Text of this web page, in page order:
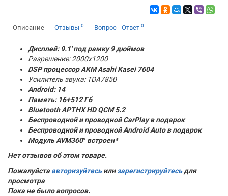
Описание Отзывы 0 Вопрос - Ответ 0
Дисплей: 9.1' под рамку 9 дюймов
Разрешение: 2000x1200
DSP процессор AKM Asahi Kasei 7604
Усилитель звука: TDA7850
Android: 14
Память: 16+512 Гб
Bluetooth APTHX HD QCM 5.2
Беспроводной и проводной CarPlay в подарок
Беспроводной и проводной Android Auto в подарок
Модуль AVM360° встроен*
Нет отзывов об этом товаре.
Пожалуйста авторизуйтесьилизарегистрируйтесьдля
просмотра
Пока не было вопросов.